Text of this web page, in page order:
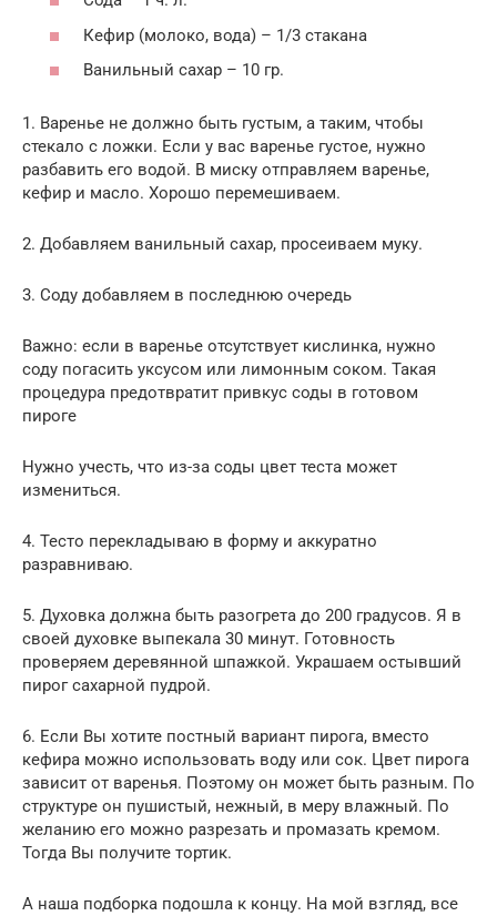
Кефир (молоко, вода) – 1/3 стакана
Ванильный сахар – 10 гр.
1. Варенье не должно быть густым, а таким, чтобы
стекало с ложки. Если у вас варенье густое, нужно
разбавить его водой. В миску отправляем варенье,
кефир и масло. Хорошо перемешиваем.
2. Добавляем ванильный сахар, просеиваем муку.
3. Соду добавляем в последнюю очередь
Важно: если в варенье отсутствует кислинка, нужно
соду погасить уксусом или лимонным соком. Такая
процедура предотвратит привкус соды в готовом
пироге
Нужно учесть, что из-за соды цвет теста может
измениться.
4. Тесто перекладываю в форму и аккуратно
разравниваю.
5. Духовка должна быть разогрета до 200 градусов. Я в
своей духовке выпекала 30 минут. Готовность
проверяем деревянной шпажкой. Украшаем остывший
пирог сахарной пудрой.
6. Если Вы хотите постный вариант пирога, вместо
кефира можно использовать воду или сок. Цвет пирога
зависит от варенья. Поэтому он может быть разным. По
структуре он пушистый, нежный, в меру влажный. По
желанию его можно разрезать и промазать кремом.
Тогда Вы получите тортик.
А наша подборка подошла к концу. На мой взгляд, все